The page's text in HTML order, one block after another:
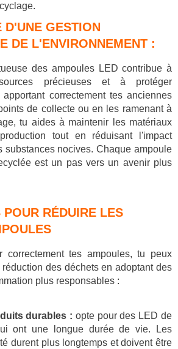
D'UNE GESTION
DE L'ENVIRONNEMENT :
des ampoules LED contribue à
précieuses et à protéger
apportant correctement tes anciennes
de collecte ou en les ramenant à
tu aides à maintenir les matériaux
tout en réduisant l'impact
substances nocives. Chaque ampoule
est un pas vers un avenir plus
RÉDUIRE LES
correctement tes ampoules, tu peux
des déchets en adoptant des
plus responsables :
durables : opte pour des LED de
ont une longue durée de vie. Les
durent plus longtemps et doivent être